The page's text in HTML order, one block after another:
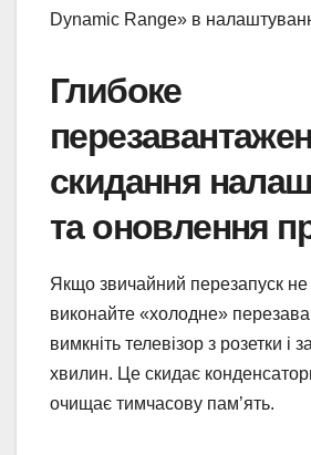
Dynamic Range» в
Глибоке
скидання
та оновлення
Якщо звичайний перезапуск не
виконайте «холодне»
вимкніть телевізор з розетки і
хвилин. Це скидає
очищає тимчасову пам’ять.